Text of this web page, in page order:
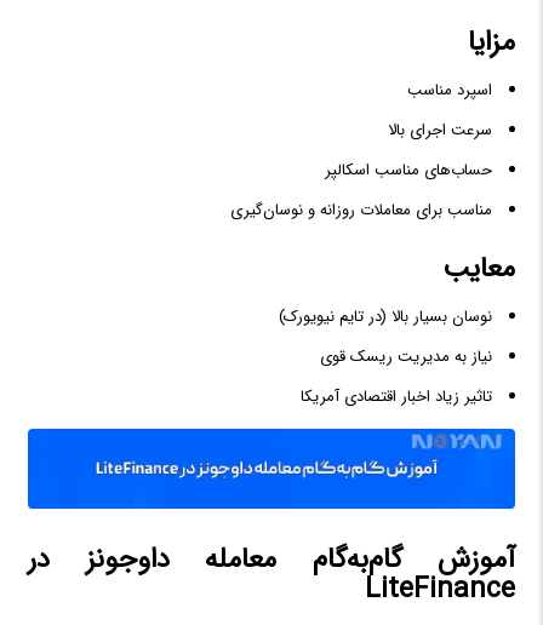
مزایا
اسپرد مناسب
سرعت اجرای بالا
حساب‌های مناسب اسکالپر
مناسب برای معاملات روزانه و نوسان‌گیری
معایب
نوسان بسیار بالا (در تایم نیویورک)
نیاز به مدیریت ریسک قوی
تاثیر زیاد اخبار اقتصادی آمریکا
آموزش گام‌به‌گام معامله داوجونز در
LiteFinance